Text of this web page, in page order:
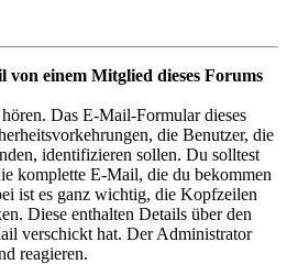
von einem Mitglied dieses Forums
Das E-Mail-Formular dieses
die Benutzer, die
identifizieren sollen. Du solltest
komplette E-Mail, die du bekommen
ist es ganz wichtig, die Kopfzeilen
Diese enthalten Details über den
verschickt hat. Der Administrator
reagieren.